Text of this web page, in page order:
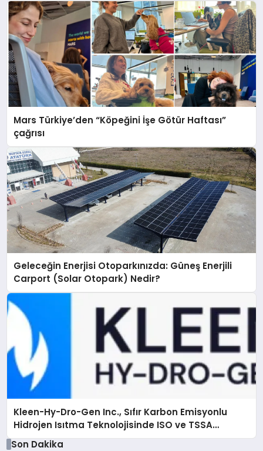
Mars Türkiye’den “Köpeğini İşe Götür Haftası”
çağrısı
Geleceğin Enerjisi Otoparkınızda: Güneş Enerjili
Carport (Solar Otopark) Nedir?
Kleen-Hy-Dro-Gen Inc., Sıfır Karbon Emisyonlu
Hidrojen Isıtma Teknolojisinde ISO ve TSSA
Düzenleyici Onaylarını Aldı
Son Dakika